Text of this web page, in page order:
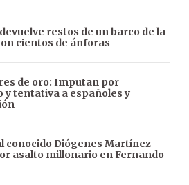
restos de un barco de la
cientos de ánforas
de oro: Imputan por
y tentativa a españoles y
conocido Diógenes Martínez
asalto millonario en Fernando